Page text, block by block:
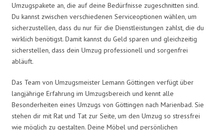
Umzugspakete an, die auf deine Bedürfnisse zugeschnitten sind.
Du kannst zwischen verschiedenen Serviceoptionen wählen, um
sicherzustellen, dass du nur für die Dienstleistungen zahlst, die du
wirklich benötigst. Damit kannst du Geld sparen und gleichzeitig
sicherstellen, dass dein Umzug professionell und sorgenfrei
abläuft.
Das Team von Umzugsmeister Lemann Göttingen verfügt über
langjährige Erfahrung im Umzugsbereich und kennt alle
Besonderheiten eines Umzugs von Göttingen nach Marienbad. Sie
stehen dir mit Rat und Tat zur Seite, um den Umzug so stressfrei
wie möglich zu gestalten. Deine Möbel und persönlichen